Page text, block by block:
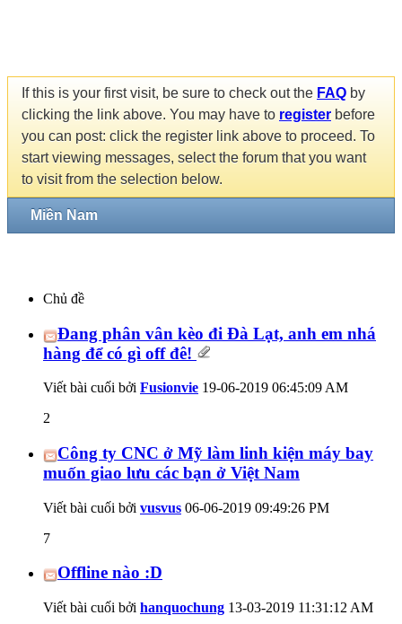
If this is your first visit, be sure to check out the FAQ by
clicking the link above. You may have to register before
you can post: click the register link above to proceed. To
start viewing messages, select the forum that you want
to visit from the selection below.
Miền Nam
Chủ đề
Đang phân vân kèo đi Đà Lạt, anh em nhá
hàng để có gì off đê!
Viết bài cuối bởi Fusionvie 19-06-2019 06:45:09 AM
2
Công ty CNC ở Mỹ làm linh kiện máy bay
muốn giao lưu các bạn ở Việt Nam
Viết bài cuối bởi vusvus 06-06-2019 09:49:26 PM
7
Offline nào :D
Viết bài cuối bởi hanquochung 13-03-2019 11:31:12 AM